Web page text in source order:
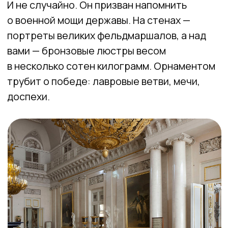
с гербами российской империи, над
входом — балкончик для оркестра. Кстати,
Александр III, который не очень любил балы
(в отличие от своей супруги) начинал
отпускать оркестрантов одному, пока
музыка совсем не затихала. Тогда Мария
Федоровна понимала намек и была
вынуждена прощаться с гостями.
Гербовый зал. Фото: WOW! Питер